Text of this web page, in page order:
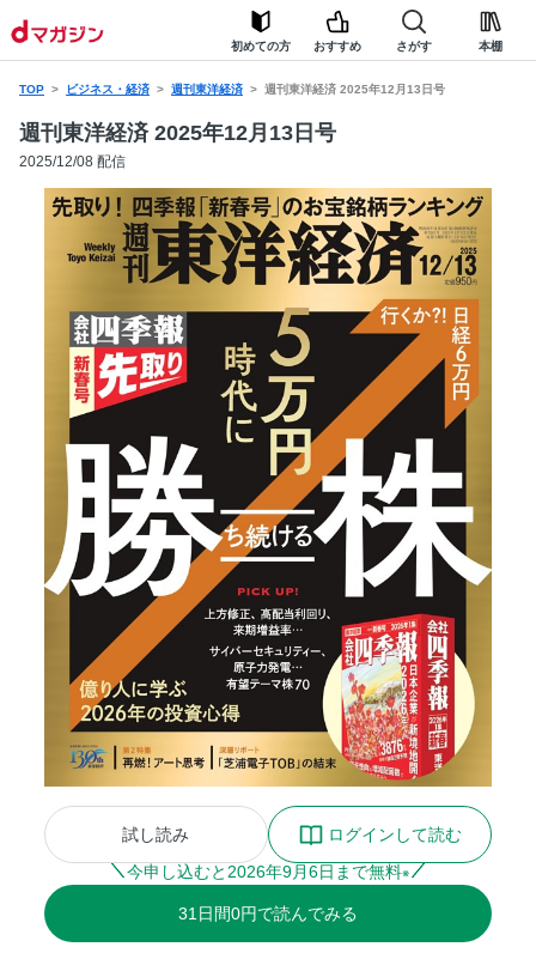
初めての方 おすすめ さがす 本棚
TOP ビジネス・経済 週刊東洋経済 週刊東洋経済 2025年12月13日号
週刊東洋経済 2025年12月13日号
2025/12/08 配信
試し読み
ログインして読む
今申し込むと 2026年9月6日まで無料※
31 日間0円で読んでみる